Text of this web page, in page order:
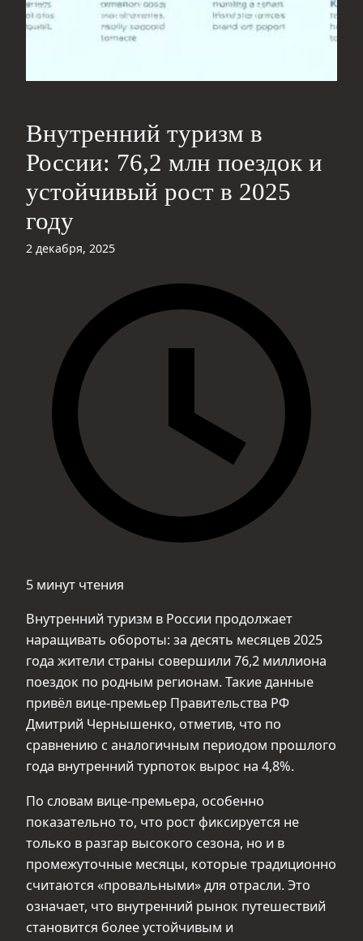
Внутренний туризм в
России: 76,2 млн поездок и
устойчивый рост в 2025
году
2 декабря, 2025
5 минут чтения
Внутренний туризм в России продолжает
наращивать обороты: за десять месяцев 2025
года жители страны совершили 76,2 миллиона
поездок по родным регионам. Такие данные
привёл вице-премьер Правительства РФ
Дмитрий Чернышенко, отметив, что по
сравнению с аналогичным периодом прошлого
года внутренний турпоток вырос на 4,8%.
По словам вице-премьера, особенно
показательно то, что рост фиксируется не
только в разгар высокого сезона, но и в
промежуточные месяцы, которые традиционно
считаются «провальными» для отрасли. Это
означает, что внутренний рынок путешествий
становится более устойчивым и